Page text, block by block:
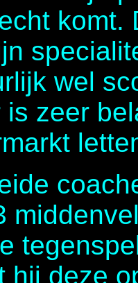
komt.
wel
zeer
hij deze